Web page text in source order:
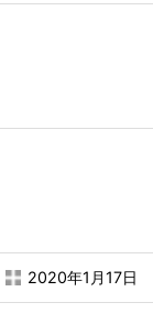
2020年1月17日